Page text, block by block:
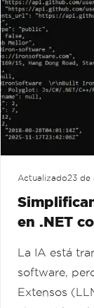
Actualizado23 de
en .NET
La IA está
software,
Extensos